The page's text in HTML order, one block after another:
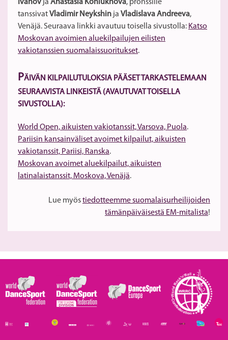
Ivanovja Anastasia Koniukhova, pronssille
tanssivatVladimir Neykshin ja Vladislava Andreeva,
Venäjä. Seuraava linkki avautuu toisella sivustolla: Katso
Moskovan avoimien aluekilpailujen eilisten
vakiotanssien suomalaissuoritukset.
PÄIVÄN KILPAILUTULOKSIA PÄÄSET TARKASTELEMAAN
SEURAAVISTA LINKEISTÄ (AVAUTUVAT TOISELLA
SIVUSTOLLA):
World Open, aikuisten vakiotanssit, Varsova, Puola.
Pariisin kansainväliset avoimet kilpailut, aikuisten
vakiotanssit, Pariisi, Ranska.
Moskovan avoimet aluekilpailut, aikuisten
latinalaistanssit, Moskova, Venäjä.
Lue myöstiedotteemme suomalaisurheilijoiden
tämänpäiväisestä EM-mitalista!